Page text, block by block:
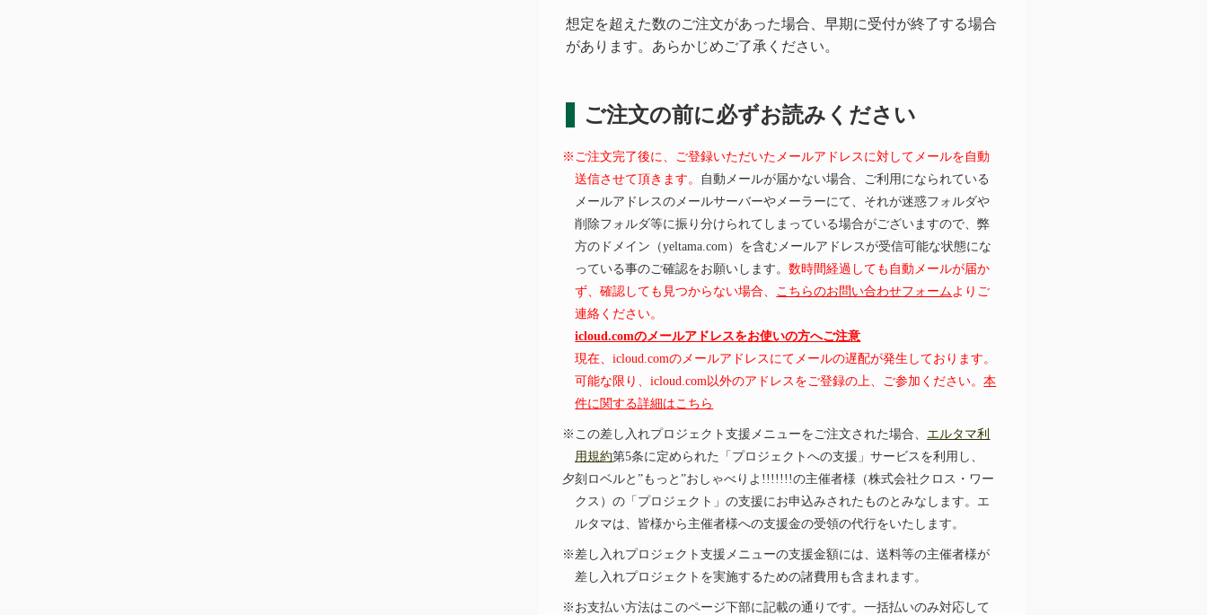
想定を超えた数のご注文があった場合、早期に受付が終了する場合
があります。あらかじめご了承ください。
ご注文の前に必ずお読みください
※ご注文完了後に、ご登録いただいたメールアドレスに対してメールを自動
送信させて頂きます。
自動メールが届かない場合、ご利用になられている
メールアドレスのメールサーバーやメーラーにて、それが迷惑フォルダや
削除フォルダ等に振り分けられてしまっている場合がございますので、弊
方のドメイン（yeltama.com）を含むメールアドレスが受信可能な状態にな
っている事のご確認をお願いします。数時間経過しても自動メールが届か
ず、確認しても見つからない場合、
こちらのお問い合わせフォーム よりご
連絡ください。
icloud.comのメールアドレスをお使いの方へご注意
現在、icloud.comのメールアドレスにてメールの遅配が発生しております。
可能な限り、icloud.com以外のアドレスをご登録の上、ご参加ください。本
件に関する詳細はこちら
※この差し入れプロジェクト支援メニューをご注文された場合、 エルタマ利
用規約第5条に定められた「プロジェクトへの支援」サービスを利用し、
夕刻ロベルと”もっと”おしゃべりよ!!!!!!!の主催者様（株式会社クロス・ワー
クス）の「プロジェクト」の支援にお申込みされたものとみなします。エ
ルタマは、皆様から主催者様への支援金の受領の代行をいたします。
※差し入れプロジェクト支援メニューの支援金額には、送料等の主催者様が
差し入れプロジェクトを実施するための諸費用も含まれます。
※お支払い方法はこのページ下部に記載の通りです。一括払いのみ対応して